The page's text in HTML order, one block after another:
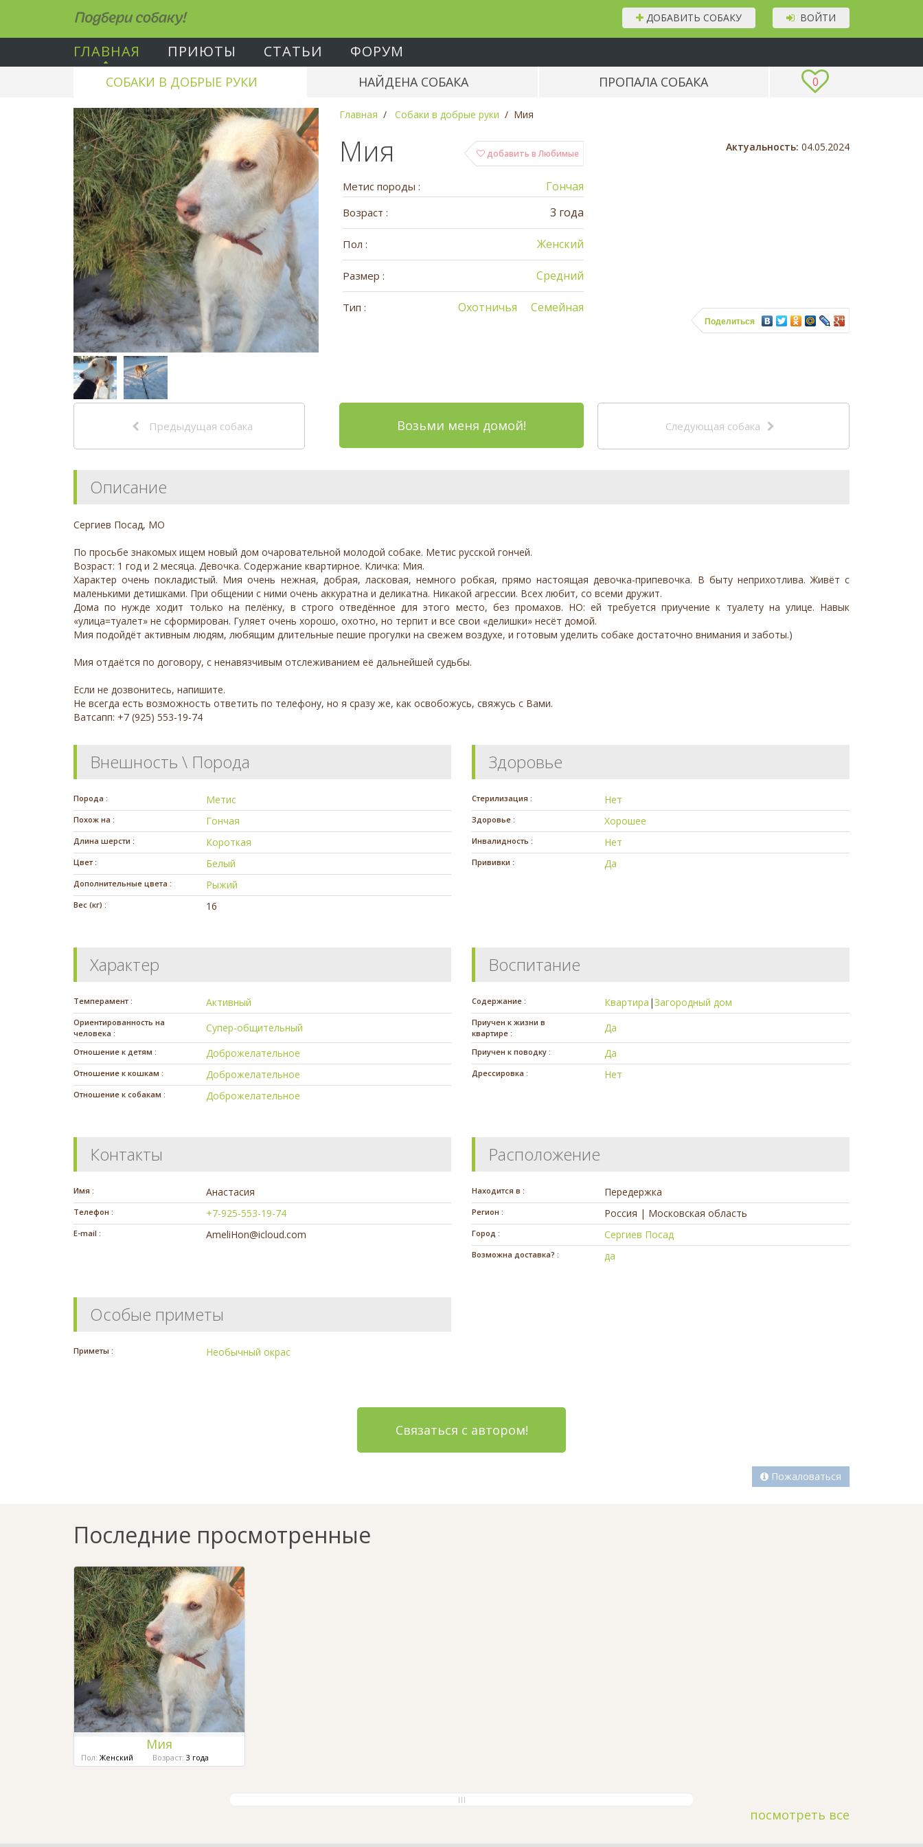
Подбери собаку! ВОЙТИ
ДОБАВИТЬ СОБАКУ
ГЛАВНАЯ ПРИЮТЫ СТАТЬИ ФОРУМ
0
СОБАКИ В ДОБРЫЕ РУКИ НАЙДЕНА СОБАКА ПРОПАЛА СОБАКА
Главная Собаки в добрые руки Мия
добавить в Любимые
Мия
Метис породы : Гончая
Возраст : 3 года
Пол : Женский
Размер : Средний
Тип : Семейная
Охотничья
Актуальность: 04.05.2024
Поделиться
Предыдущая собака Возьми меня домой! Следующая собака
Описание
Сергиев Посад, МО
По просьбе знакомых ищем новый дом очаровательной молодой собаке. Метис русской гончей.
Возраст: 1 год и 2 месяца. Девочка. Содержание квартирное. Кличка: Мия.
Характер очень покладистый. Мия очень нежная, добрая, ласковая, немного робкая, прямо настоящая девочка-припевочка. В быту неприхотлива. Живёт с
маленькими детишками. При общении с ними очень аккуратна и деликатна. Никакой агрессии. Всех любит, со всеми дружит.
Дома по нужде ходит только на пелёнку, в строго отведённое для этого место, без промахов. НО: ей требуется приучение к туалету на улице. Навык
«улица=туалет» не сформирован. Гуляет очень хорошо, охотно, но терпит и все свои «делишки» несёт домой.
Мия подойдёт активным людям, любящим длительные пешие прогулки на свежем воздухе, и готовым уделить собаке достаточно внимания и заботы.)
Мия отдаётся по договору, с ненавязчивым отслеживанием её дальнейшей судьбы.
Если не дозвонитесь, напишите.
Не всегда есть возможность ответить по телефону, но я сразу же, как освобожусь, свяжусь с Вами.
Ватсапп: +7 (925) 553-19-74
Внешность \ Порода
Порода : Метис
Похож на : Гончая
Длина шерсти : Короткая
Цвет : Белый
Дополнительные цвета : Рыжий
Вес (кг) : 16
Здоровье
Стерилизация : Нет
Здоровье : Хорошее
Инвалидность : Нет
Прививки : Да
Характер
Темперамент : Активный
Ориентированность на
человека :
Супер-общительный
Отношение к детям : Доброжелательное
Отношение к кошкам : Доброжелательное
Отношение к собакам : Доброжелательное
Воспитание
Содержание : Квартира |Загородный дом
Приучен к жизни в
квартире :
Да
Приучен к поводку : Да
Дрессировка : Нет
Контакты
Имя : Анастасия
Телефон : +7-925-553-19-74
E-mail : AmeliHon@icloud.com
Расположение
Находится в : Передержка
Регион : Россия | Московская область
Город : Сергиев Посад
Возможна доставка? : да
Особые приметы
Приметы : Необычный окрас
Связаться с автором!
Пожаловаться
Последние просмотренные
Мия
Пол: Женский Возраст: 3 года
посмотреть все